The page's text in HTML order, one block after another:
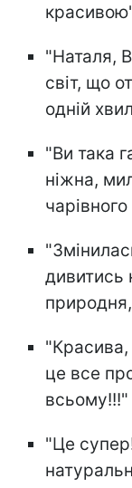
"Наталя,
світ, що
одній
"Ви така
ніжна,
дивитись
це все
всьому!!!"
"Це